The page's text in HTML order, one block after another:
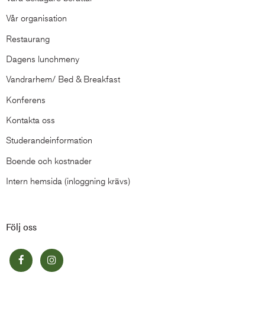
Vår organisation
Restaurang
Dagens lunchmeny
Vandrarhem/ Bed & Breakfast
Konferens
Kontakta oss
Studerandeinformation
Boende och kostnader
Intern hemsida (inloggning krävs)
Följ oss